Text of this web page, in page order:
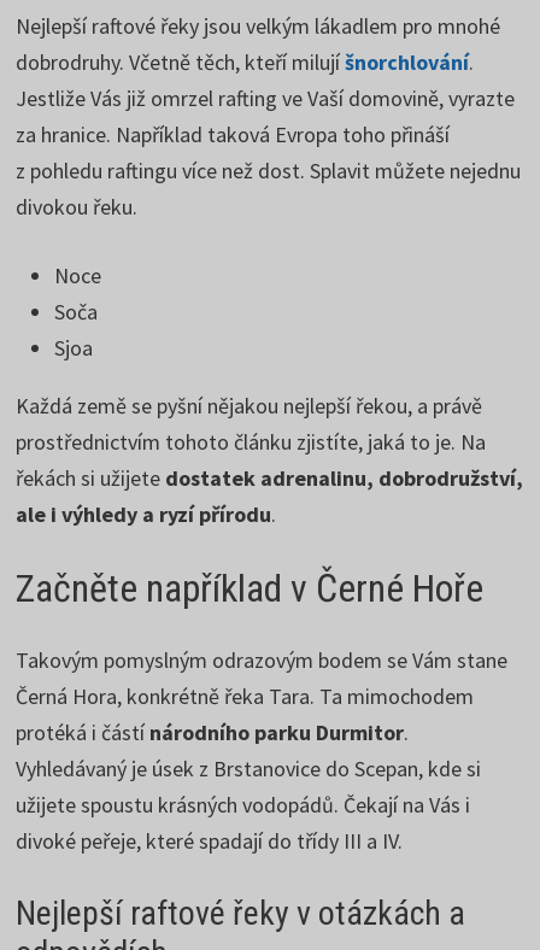
Nejlepší raftové řeky jsou velkým lákadlem pro mnohé
dobrodruhy. Včetně těch, kteří milujíšnorchlování.
Jestliže Vás již omrzel rafting ve Vaší domovině, vyrazte
za hranice. Například taková Evropa toho přináší
z pohledu raftingu více než dost. Splavit můžete nejednu
divokou řeku.
Noce
Soča
Sjoa
Každá země se pyšní nějakou nejlepší řekou, a právě
prostřednictvím tohoto článku zjistíte, jaká to je. Na
řekách si užijete dostatek adrenalinu, dobrodružství,
ale i výhledy a ryzí přírodu.
Začněte například v Černé Hoře
Takovým pomyslným odrazovým bodem se Vám stane
Černá Hora, konkrétně řeka Tara. Ta mimochodem
protéká i částí národního parku Durmitor.
Vyhledávaný je úsek z Brstanovice do Scepan, kde si
užijete spoustu krásných vodopádů. Čekají na Vás i
divoké peřeje, které spadají do třídy III a IV.
Nejlepší raftové řeky v otázkách a